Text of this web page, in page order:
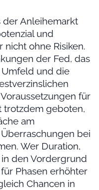
der Anleihemarkt
und
ohne Risiken.
der Fed, das
und die
für
trotzdem geboten,
am
bei
Wer Duration,
den Vordergrund
Phasen erhöhter
Chancen in